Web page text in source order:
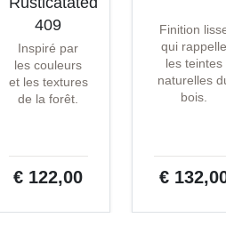
409
Inspiré par
les couleurs
et les textures
de la forêt.
€ 122,00
Finition
qui rappelle
les teintes
naturelles
bois.
€